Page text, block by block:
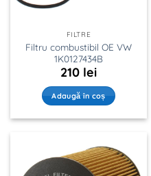
FILTRE
Filtru combustibil OE VW
1K0127434B
210 lei
Adaugă în coș